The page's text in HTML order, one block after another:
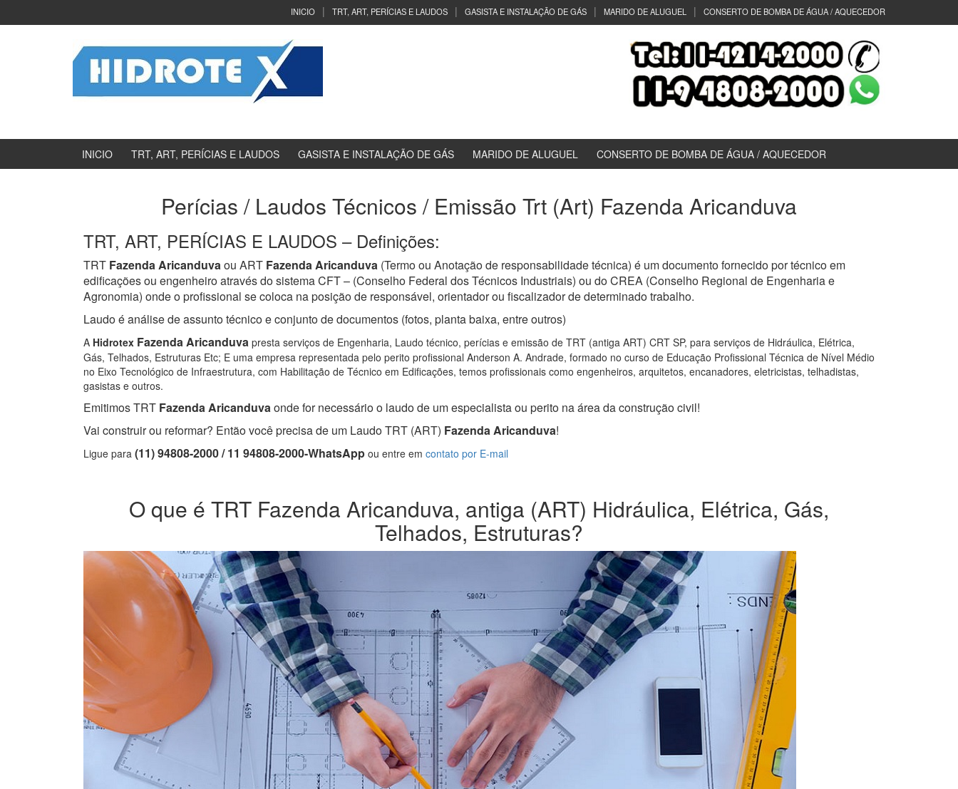
INICIO TRT, ART, PERÍCIAS E LAUDOS GASISTA E INSTALAÇÃO DE GÁS MARIDO DE ALUGUEL CONSERTO DE BOMBA DE ÁGUA / AQUECEDOR
INICIO TRT, ART, PERÍCIAS E LAUDOS GASISTA E INSTALAÇÃO DE GÁS MARIDO DE ALUGUEL CONSERTO DE BOMBA DE ÁGUA / AQUECEDOR
Perícias / Laudos Técnicos / Emissão Trt (Art) Fazenda Aricanduva
TRT, ART, PERÍCIAS E LAUDOS – Definições:
TRT Fazenda Aricanduvaou ART Fazenda Aricanduva (Termo ou Anotação de responsabilidade técnica) é um documento fornecido por técnico em
edificações ou engenheiro através do sistema CFT – (Conselho Federal dos Técnicos Industriais) ou do CREA (Conselho Regional de Engenharia e
Agronomia) onde o profissional se coloca na posição de responsável, orientador ou fiscalizador de determinado trabalho.
Laudo é análise de assunto técnico e conjunto de documentos (fotos, planta baixa, entre outros)
A Hidrotex Fazenda Aricanduva presta serviços de Engenharia, Laudo técnico, perícias e emissão de TRT (antiga ART) CRT SP, para serviços de Hidráulica, Elétrica,
Gás, Telhados, Estruturas Etc; E uma empresa representada pelo perito profissional Anderson A. Andrade, formado no curso de Educação Profissional Técnica de Nível Médio
no Eixo Tecnológico de Infraestrutura, com Habilitação de Técnico em Edificações, temos profissionais como engenheiros, arquitetos, encanadores, eletricistas, telhadistas,
gasistas e outros.
Emitimos TRT Fazenda Aricanduvaonde for necessário o laudo de um especialista ou perito na área da construção civil!
Vai construir ou reformar? Então você precisa de um Laudo TRT (ART) Fazenda Aricanduva!
Ligue para (11) 94808-2000 / 11 94808-2000-WhatsApp ou entre em contato por E-mail
O que é TRT Fazenda Aricanduva, antiga (ART) Hidráulica, Elétrica, Gás,
Telhados, Estruturas?